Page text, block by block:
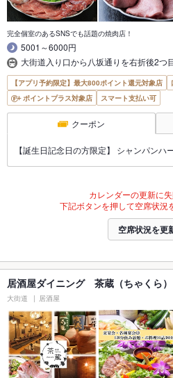
完全個室のあるSNSでも話題の焼肉店！
5001～6000円
大街道入り口から八坂通りを右折後2つ
【アプリ予約限定】最大800ポイント還元対象店
ポイントプラス対象店
スマート支払い可
クーポン
【誕生日記念日の方限定】 シャンパンハ
カレンダーの更新に失
下記ボタンを押して空席状況
空席状況を更
居酒屋ダイニング 茶蔵（ちゃくら
大街道 居酒屋